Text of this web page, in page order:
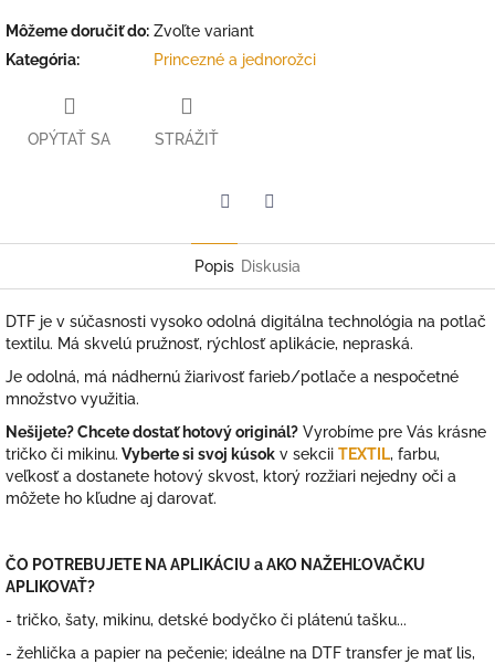
Môžeme doručiť do: Zvoľte variant
Kategória: Princezné a jednorožci
OPÝTAŤ SA STRÁŽIŤ
Popis Diskusia
DTF je v súčasnosti vysoko odolná digitálna technológia na potlač
textilu. Má skvelú pružnosť, rýchlosť aplikácie, nepraská.
Je odolná, má nádhernú žiarivosť farieb/potlače a nespočetné
množstvo využitia.
Nešijete? Chcete dostať hotový originál? Vyrobíme pre Vás krásne
tričko či mikinu. Vyberte si svoj kúsok v sekcii TEXTIL, farbu,
veľkosť a dostanete hotový skvost, ktorý rozžiari nejedny oči a
môžete ho kľudne aj darovať.
ČO POTREBUJETE NA APLIKÁCIU a AKO NAŽEHĽOVAČKU
APLIKOVAŤ?
- tričko, šaty, mikinu, detské bodyčko či plátenú tašku...
- žehlička a papier na pečenie; ideálne na DTF transfer je mať lis,